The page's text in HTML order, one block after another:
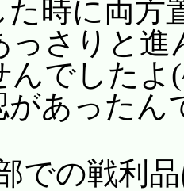
た時に両方
っさりと
んでしたよ
があったん
での戦利